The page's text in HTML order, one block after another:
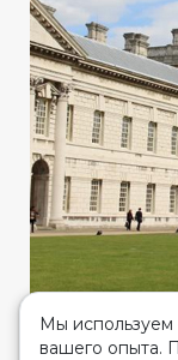
Мы
вашего опыта.